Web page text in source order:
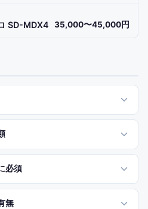
SD-MDX4 35,000〜45,000円
必須
無